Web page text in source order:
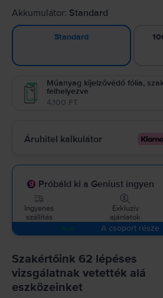
Akkumulátor: Standard
Standard
Műanyag kijelzővédő fólia,
felhelyezve
4.100 FT
Áruhitel kalkulátor
Próbáld ki a Geniust ingyen
Ingyenes
szállítás
Exkluzív
ajánlatok
A csoport része
Szakértőink 62 lépéses
vizsgálatnak vetették alá
eszközeinket